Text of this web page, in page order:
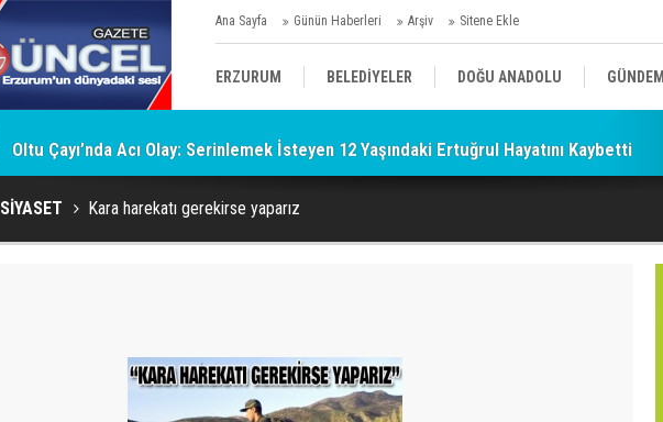
Ana Sayfa Günün Haberleri Arşiv Sitene Ekle
ERZURUM BELEDİYELER DOĞU ANADOLU GÜNDEM
SİYASET AFAD/ SAVAŞ SPOR
KÜLTÜR/SANAT//MAĞAZİN
Oltu Çayı’nda Acı Olay: Serinlemek İsteyen 12 Yaşındaki Ertuğrul Hayatını Kaybetti
SİYASET Kara harekatı gerekirse yaparız